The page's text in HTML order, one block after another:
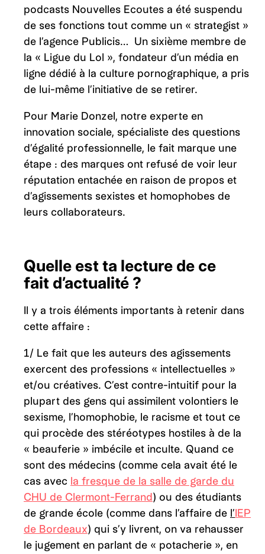
podcasts Nouvelles Ecoutes a été suspendu
de ses fonctions tout comme un « strategist »
de l’agence Publicis… Un sixième membre de
la « Ligue du Lol », fondateur d’un média en
ligne dédié à la culture pornographique, a pris
de lui-même l’initiative de se retirer.
Pour Marie Donzel, notre experte en
innovation sociale, spécialiste des questions
d’égalité professionnelle, le fait marque une
étape : des marques ont refusé de voir leur
réputation entachée en raison de propos et
d’agissements sexistes et homophobes de
leurs collaborateurs.
Quelle est ta lecture de ce
fait d’actualité ?
Il y a trois éléments importants à retenir dans
cette affaire :
1/ Le fait que les auteurs des agissements
exercent des professions « intellectuelles »
et/ou créatives. C’est contre-intuitif pour la
plupart des gens qui assimilent volontiers le
sexisme, l’homophobie, le racisme et tout ce
qui procède des stéréotypes hostiles à de la
« beauferie » imbécile et inculte. Quand ce
sont des médecins (comme cela avait été le
cas avec la fresque de la salle de garde du
CHU de Clermont-Ferrand) ou des étudiants
de grande école (comme dans l’affaire de l’IEP
de Bordeaux) qui s’y livrent, on va rehausser
le jugement en parlant de « potacherie », en